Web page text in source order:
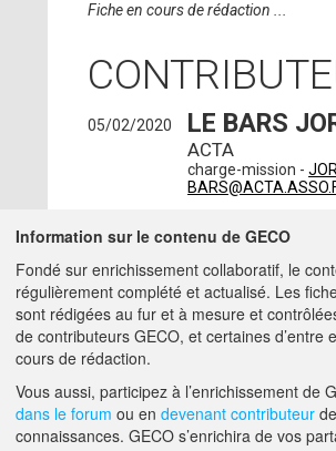
Fiche en cours de rédaction ...
05/02/2020 LE BARS
ACTA
charge-mission -
02/02/2018
HÉLÈNE
MERIANNE-
BAZIÈGE (31450)
charge-mission -
A PROPOS DE GECO
Information sur le contenu de GECO
Fondé sur enrichissement collaboratif, le
régulièrement complété et actualisé. Les
sont rédigées au fur et à mesure et
de contributeurs GECO, et certaines d’entre
cours de rédaction.
Vous aussi, participez à l’enrichissement de
dans le forum ou en devenant contributeur
connaissances. GECO s’enrichira de vos